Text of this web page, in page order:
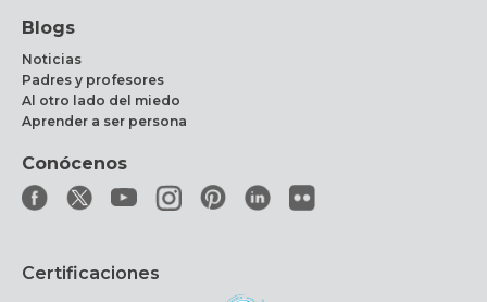
Blogs
Noticias
Padres y profesores
Al otro lado del miedo
Aprender a ser persona
Conócenos
Certificaciones